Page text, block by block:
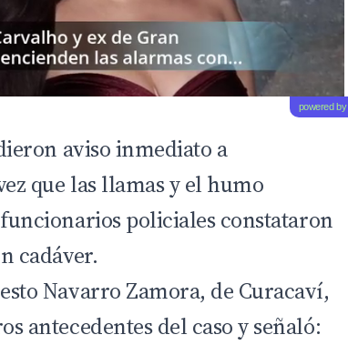
powered by
aviso inmediato a
que las llamas y el humo
policiales constataron
cadáver.
Navarro Zamora, de Curacaví,
antecedentes del caso y señaló: